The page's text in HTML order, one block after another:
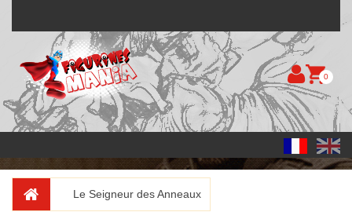
0
Le Seigneur des Anneaux